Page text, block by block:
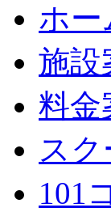
ホー
施設
料金
ス
101